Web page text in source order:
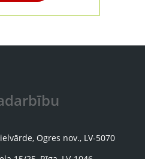
Ogres nov., LV-5070